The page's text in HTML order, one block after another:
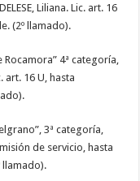
Liliana. Lic. art. 16
(2º llamado).
4ª categoría,
art. 16 U, hasta
3ª categoría,
de servicio, hasta
llamado).